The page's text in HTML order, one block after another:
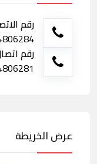
رقم
رقم
عرض الخريطة